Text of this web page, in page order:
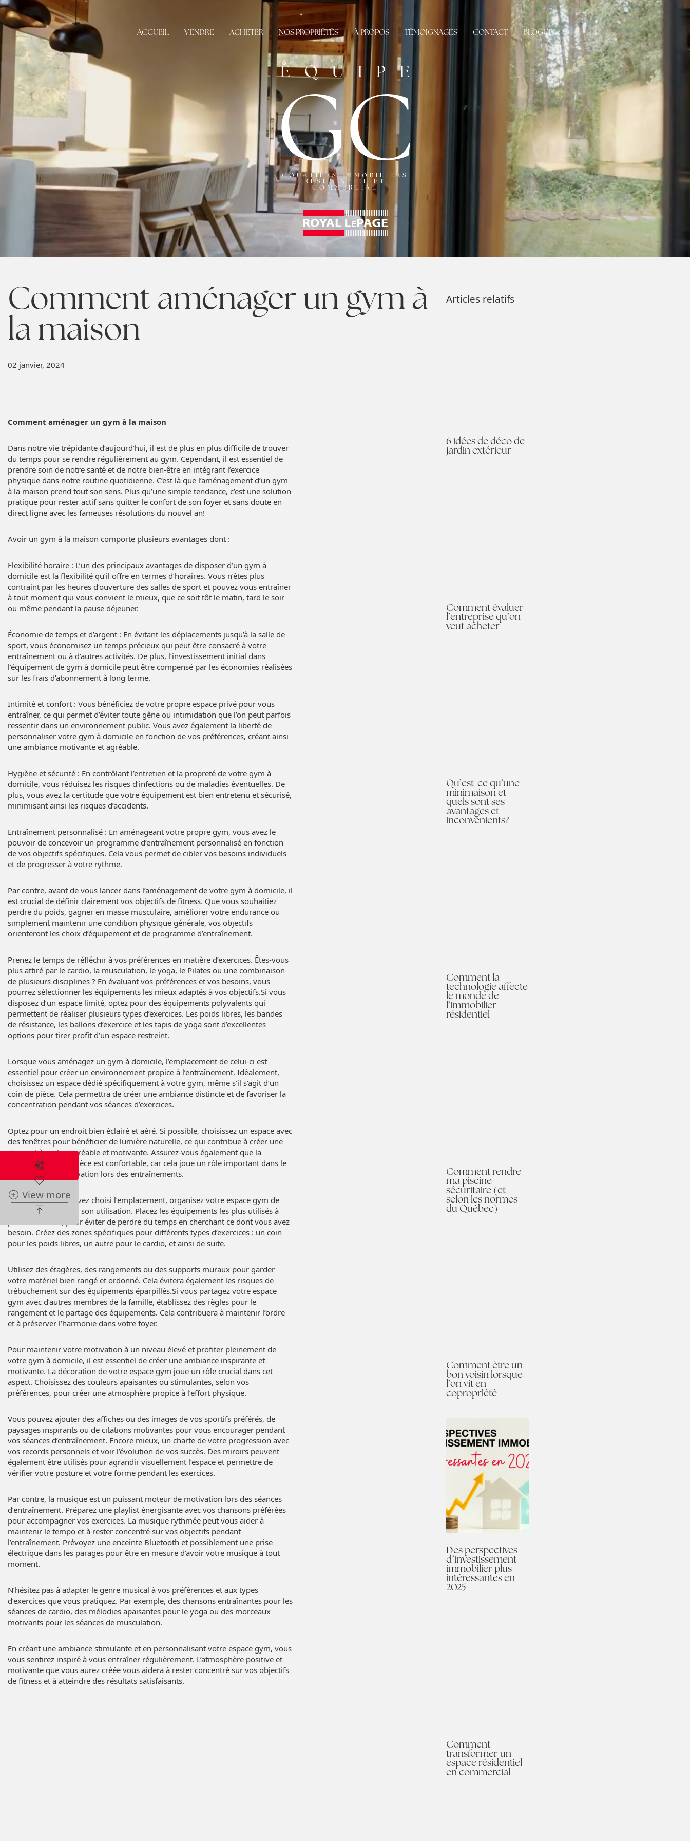
ACCUEIL VENDRE ACHETER NOS PROPRIÉTÉS À PROPOS TÉMOIGNAGES CONTACT BLOGUE
ÉQUIPE
GC
COURTIERS IMMOBILIERS
RÉSIDENTIEL ET
COMMERCIAL
Comment aménager un gym à
la maison
02 janvier, 2024
Comment aménager un gym à la maison
Dans notre vie trépidante d’aujourd’hui, il est de plus en plus difficile de trouver
du temps pour se rendre régulièrement au gym. Cependant, il est essentiel de
prendre soin de notre santé et de notre bien-être en intégrant l’exercice
physique dans notre routine quotidienne. C’est là que l’aménagement d’un gym
à la maison prend tout son sens. Plus qu’une simple tendance, c’est une solution
pratique pour rester actif sans quitter le confort de son foyer et sans doute en
direct ligne avec les fameuses résolutions du nouvel an!
Avoir un gym à la maison comporte plusieurs avantages dont :
Flexibilité horaire : L’un des principaux avantages de disposer d’un gym à
domicile est la flexibilité qu’il offre en termes d’horaires. Vous n’êtes plus
contraint par les heures d’ouverture des salles de sport et pouvez vous entraîner
à tout moment qui vous convient le mieux, que ce soit tôt le matin, tard le soir
ou même pendant la pause déjeuner.
Économie de temps et d’argent : En évitant les déplacements jusqu’à la salle de
sport, vous économisez un temps précieux qui peut être consacré à votre
entraînement ou à d’autres activités. De plus, l’investissement initial dans
l’équipement de gym à domicile peut être compensé par les économies réalisées
sur les frais d’abonnement à long terme.
Intimité et confort : Vous bénéficiez de votre propre espace privé pour vous
entraîner, ce qui permet d’éviter toute gêne ou intimidation que l’on peut parfois
ressentir dans un environnement public. Vous avez également la liberté de
personnaliser votre gym à domicile en fonction de vos préférences, créant ainsi
une ambiance motivante et agréable.
Hygiène et sécurité : En contrôlant l’entretien et la propreté de votre gym à
domicile, vous réduisez les risques d’infections ou de maladies éventuelles. De
plus, vous avez la certitude que votre équipement est bien entretenu et sécurisé,
minimisant ainsi les risques d’accidents.
Entraînement personnalisé : En aménageant votre propre gym, vous avez le
pouvoir de concevoir un programme d’entraînement personnalisé en fonction
de vos objectifs spécifiques. Cela vous permet de cibler vos besoins individuels
et de progresser à votre rythme.
Par contre, avant de vous lancer dans l’aménagement de votre gym à domicile, il
est crucial de définir clairement vos objectifs de fitness. Que vous souhaitiez
perdre du poids, gagner en masse musculaire, améliorer votre endurance ou
simplement maintenir une condition physique générale, vos objectifs
orienteront les choix d’équipement et de programme d’entraînement.
Prenez le temps de réfléchir à vos préférences en matière d’exercices. Êtes-vous
plus attiré par le cardio, la musculation, le yoga, le Pilates ou une combinaison
de plusieurs disciplines ? En évaluant vos préférences et vos besoins, vous
pourrez sélectionner les équipements les mieux adaptés à vos objectifs.Si vous
disposez d’un espace limité, optez pour des équipements polyvalents qui
permettent de réaliser plusieurs types d’exercices. Les poids libres, les bandes
de résistance, les ballons d’exercice et les tapis de yoga sont d’excellentes
options pour tirer profit d’un espace restreint.
Lorsque vous aménagez un gym à domicile, l’emplacement de celui-ci est
essentiel pour créer un environnement propice à l’entraînement. Idéalement,
choisissez un espace dédié spécifiquement à votre gym, même s’il s’agit d’un
coin de pièce. Cela permettra de créer une ambiance distincte et de favoriser la
concentration pendant vos séances d’exercices.
Optez pour un endroit bien éclairé et aéré. Si possible, choisissez un espace avec
des fenêtres pour bénéficier de lumière naturelle, ce qui contribue à créer une
atmosphère plus agréable et motivante. Assurez-vous également que la
température de la pièce est confortable, car cela joue un rôle important dans le
maintien de la motivation lors des entraînements.
Une fois que vous avez choisi l’emplacement, organisez votre espace gym de
manière à optimiser son utilisation. Placez les équipements les plus utilisés à
portée de main, pour éviter de perdre du temps en cherchant ce dont vous avez
besoin. Créez des zones spécifiques pour différents types d’exercices : un coin
pour les poids libres, un autre pour le cardio, et ainsi de suite.
Utilisez des étagères, des rangements ou des supports muraux pour garder
votre matériel bien rangé et ordonné. Cela évitera également les risques de
trébuchement sur des équipements éparpillés.Si vous partagez votre espace
gym avec d’autres membres de la famille, établissez des règles pour le
rangement et le partage des équipements. Cela contribuera à maintenir l’ordre
et à préserver l’harmonie dans votre foyer.
Pour maintenir votre motivation à un niveau élevé et profiter pleinement de
votre gym à domicile, il est essentiel de créer une ambiance inspirante et
motivante. La décoration de votre espace gym joue un rôle crucial dans cet
aspect. Choisissez des couleurs apaisantes ou stimulantes, selon vos
préférences, pour créer une atmosphère propice à l’effort physique.
Vous pouvez ajouter des affiches ou des images de vos sportifs préférés, de
paysages inspirants ou de citations motivantes pour vous encourager pendant
vos séances d’entraînement. Encore mieux, un charte de votre progression avec
vos records personnels et voir l’évolution de vos succès. Des miroirs peuvent
également être utilisés pour agrandir visuellement l’espace et permettre de
vérifier votre posture et votre forme pendant les exercices.
Par contre, la musique est un puissant moteur de motivation lors des séances
d’entraînement. Préparez une playlist énergisante avec vos chansons préférées
pour accompagner vos exercices. La musique rythmée peut vous aider à
maintenir le tempo et à rester concentré sur vos objectifs pendant
l’entraînement. Prévoyez une enceinte Bluetooth et possiblement une prise
électrique dans les parages pour être en mesure d’avoir votre musique à tout
moment.
N’hésitez pas à adapter le genre musical à vos préférences et aux types
d’exercices que vous pratiquez. Par exemple, des chansons entraînantes pour les
séances de cardio, des mélodies apaisantes pour le yoga ou des morceaux
motivants pour les séances de musculation.
En créant une ambiance stimulante et en personnalisant votre espace gym, vous
vous sentirez inspiré à vous entraîner régulièrement. L’atmosphère positive et
motivante que vous aurez créée vous aidera à rester concentré sur vos objectifs
de fitness et à atteindre des résultats satisfaisants.
Articles relatifs
6 idées de déco de
jardin extérieur
Comment évaluer
l’entreprise qu’on
veut acheter
Qu’est-ce qu’une
minimaison et
quels sont ses
avantages et
inconvénients?
Comment la
technologie affecte
le monde de
l’immobilier
résidentiel
Comment rendre
ma piscine
sécuritaire (et
selon les normes
du Québec)
Comment être un
bon voisin lorsque
l’on vit en
copropriété
Des perspectives
d’investissement
immobilier plus
intéressantes en
2025
Comment
transformer un
espace résidentiel
en commercial
Abonnez-vous à l'alerte immobilière
View more